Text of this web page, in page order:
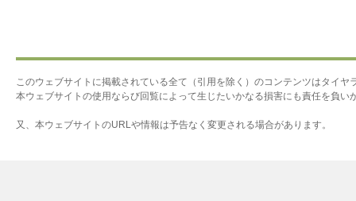
このウェブサイトに掲載されている全て（引用を除く）のコンテンツはタイヤ
本ウェブサイトの使用ならび回覧によって生じたいかなる損害にも責任を負い
又、本ウェブサイトのURLや情報は予告なく変更される場合があります。